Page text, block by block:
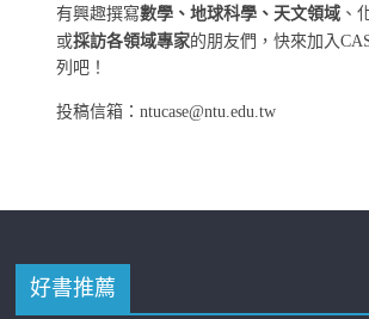
有興趣撰寫數學、地球科學、天文領域 、
或採訪各領域專家的朋友們，快來加入
列吧！
投稿信箱：ntucase@ntu.edu.tw
好書推薦